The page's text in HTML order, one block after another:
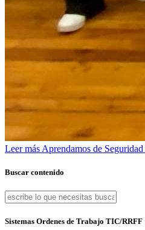
Leer más Aprendamos de
Buscar contenido
Sistemas Ordenes de Trabajo TIC/RRFF